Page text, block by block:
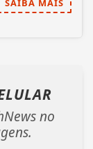
SAIBA MAIS
no